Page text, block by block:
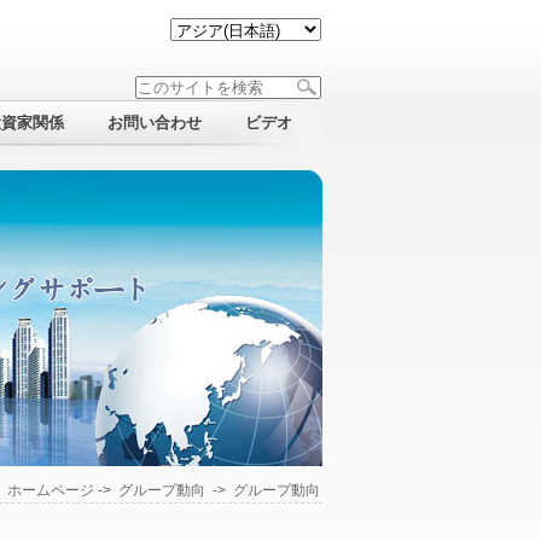
家関係 お問い合わせ ビデオ
ホームページ -> グループ動向 -> グループ動向